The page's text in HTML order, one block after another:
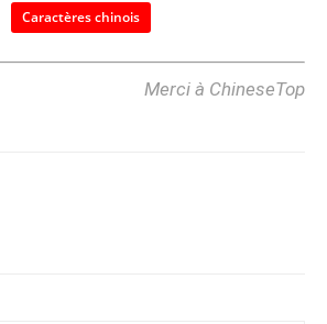
Caractères chinois
Merci à ChineseTop